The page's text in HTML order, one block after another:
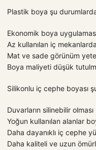
Plastik boya şu
Ekonomik boya
Az kullanılan iç
Mat ve sade görünüm
Boya maliyeti düşük
Silikonlu iç cephe boyası
Duvarların silinebilir
Yoğun kullanılan alanlar
Daha dayanıklı iç cephe
Daha kaliteli ve uzun